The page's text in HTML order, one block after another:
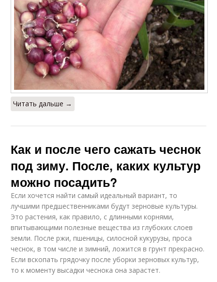
Читать дальше →
Как и после чего сажать чеснок
под зиму. После, каких культур
можно посадить?
Если хочется найти самый идеальный вариант, то
лучшими предшественниками будут зерновые культуры.
Это растения, как правило, с длинными корнями,
впитывающими полезные вещества из глубоких слоев
земли. После ржи, пшеницы, силосной кукурузы, проса
чеснок, в том числе и зимний, ложится в грунт прекрасно.
Если вскопать грядочку после уборки зерновых культур,
то к моменту высадки чеснока она зарастет.